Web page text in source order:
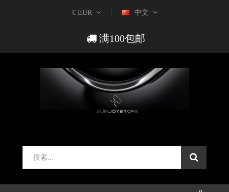
€ EUR 中文
满100包邮